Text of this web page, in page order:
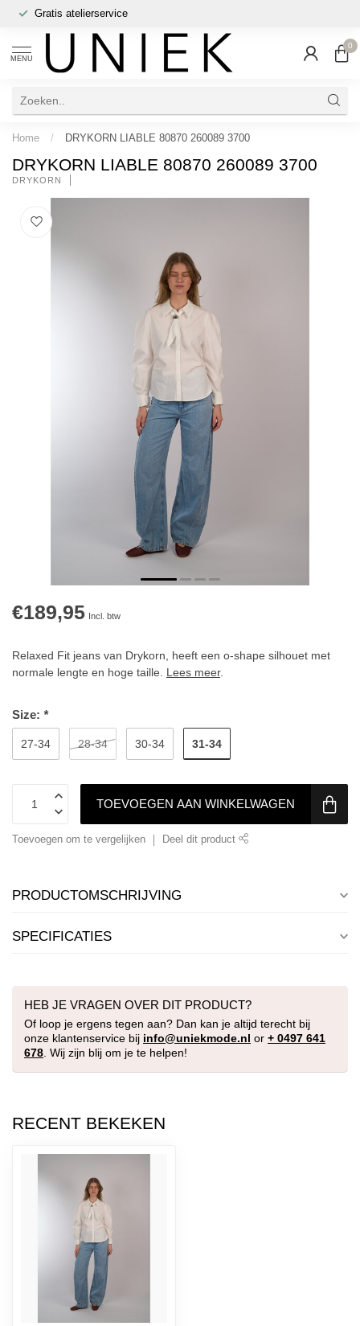
Gratis atelierservice
MENU
0
Home / DRYKORN LIABLE 80870 260089 3700
DRYKORN LIABLE 80870 260089 3700
DRYKORN
€189,95 Incl. btw
Relaxed Fit jeans van Drykorn, heeft een o-shape silhouet met
normale lengte en hoge taille. Lees meer.
Size: *
27-34 28-34 30-34 31-34
TOEVOEGEN AAN WINKELWAGEN
Toevoegen om te vergelijken Deel dit product
PRODUCTOMSCHRIJVING
SPECIFICATIES
HEB JE VRAGEN OVER DIT PRODUCT?
Of loop je ergens tegen aan? Dan kan je altijd terecht bij
onze klantenservice bij info@uniekmode.nl or + 0497 641
678. Wij zijn blij om je te helpen!
RECENT BEKEKEN